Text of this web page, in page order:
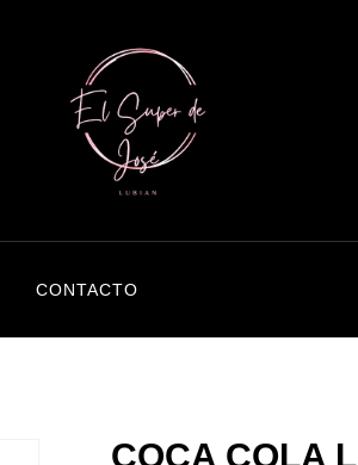
CONTACTO
COCA COLA